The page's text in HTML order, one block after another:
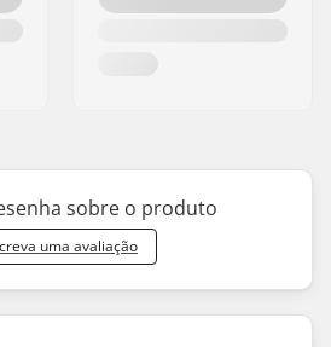
sobre o produto
uma avaliação